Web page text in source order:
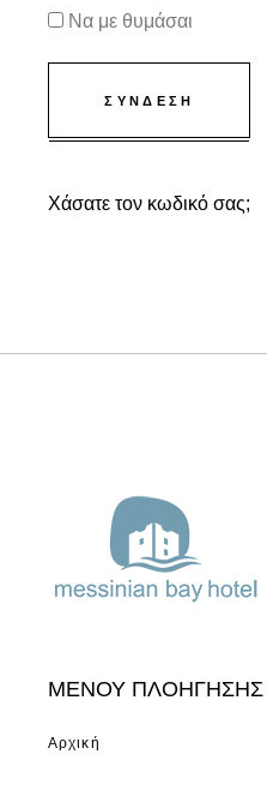
Να με θυμάσαι
ΣΎΝΔΕΣΗ
Χάσατε τον κωδικό σας;
ΜΕΝΟΥ ΠΛΟΗΓΗΣΗΣ
Αρχική